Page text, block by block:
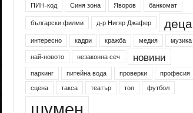
ПИН-код
Синя зона Яворов
банкомат
български филми
д-р Нигяр Джафер деца
интересно кадри кражба медия
музика
най-новото
незаконна сеч новини
паркинг питейна вода проверки
професия
сцена
такса театър топ футбол
шумен